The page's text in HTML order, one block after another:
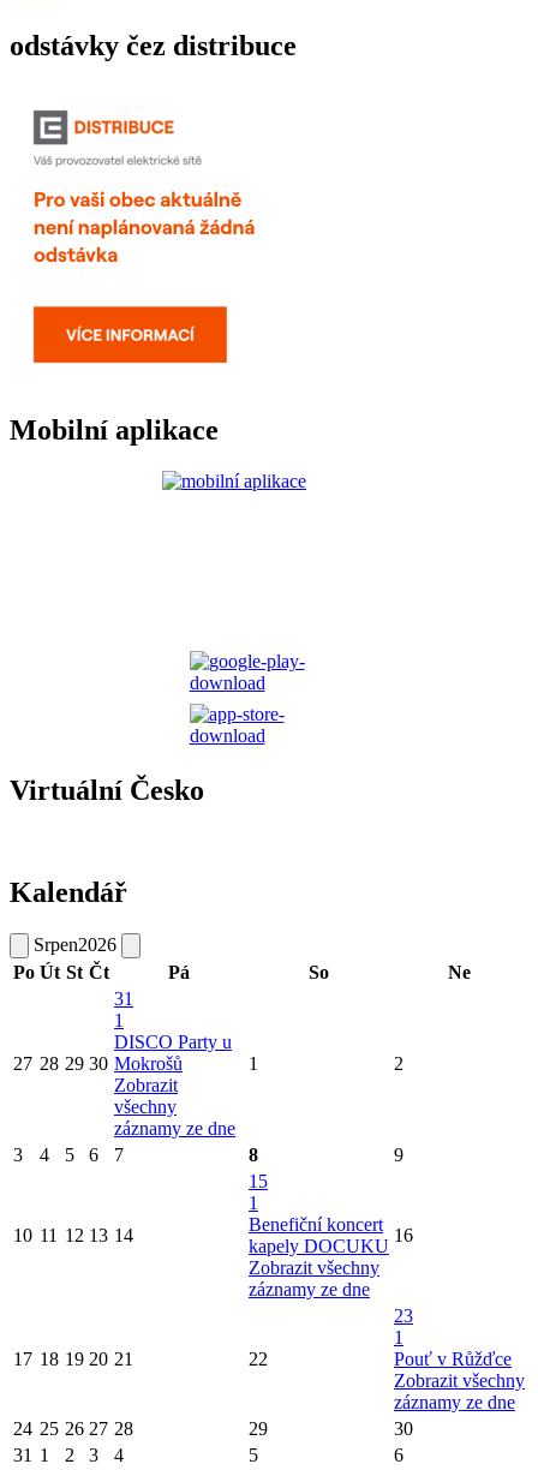
odstávky čez distribuce
Mobilní aplikace
Virtuální Česko
Kalendář
Srpen2026
Po Út St Čt Pá So Ne
27 28 29 30
31
1
DISCO Party u
Mokrošů
Zobrazit
všechny
záznamy ze dne
1 2
3 4 5 6 7 8 9
10 11 12 13 14
15
1
Benefiční koncert
kapely DOCUKU
Zobrazit všechny
záznamy ze dne
16
17 18 19 20 21 22
23
1
Pouť v Růžďce
Zobrazit všechny
záznamy ze dne
24 25 26 27 28 29
30
31 1 2 3 4 5 6